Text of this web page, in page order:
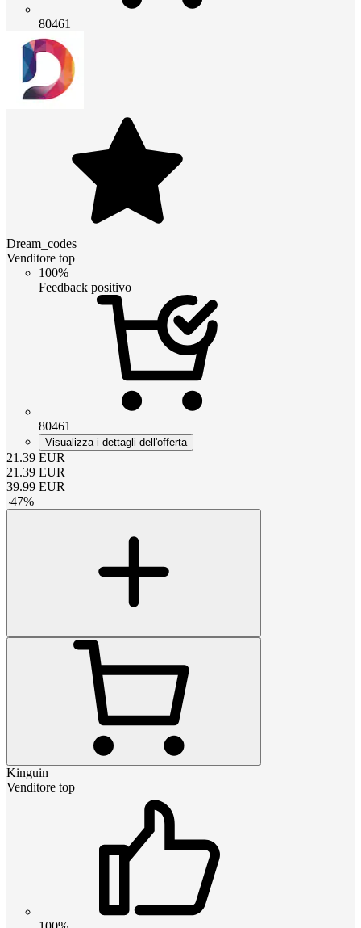
80461
Dream_codes
Venditore top
100%
Feedback positivo
80461
Visualizza i dettagli dell'offerta
21.39 EUR
21.39 EUR
39.99 EUR
-47%
Kinguin
Venditore top